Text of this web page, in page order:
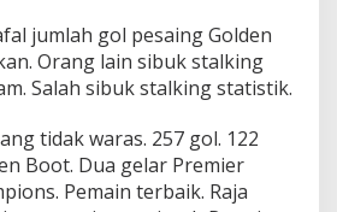
jumlah gol pesaing Golden
Orang lain sibuk stalking
Salah sibuk stalking statistik.
tidak waras. 257 gol. 122
Boot. Dua gelar Premier
Pemain terbaik. Raja